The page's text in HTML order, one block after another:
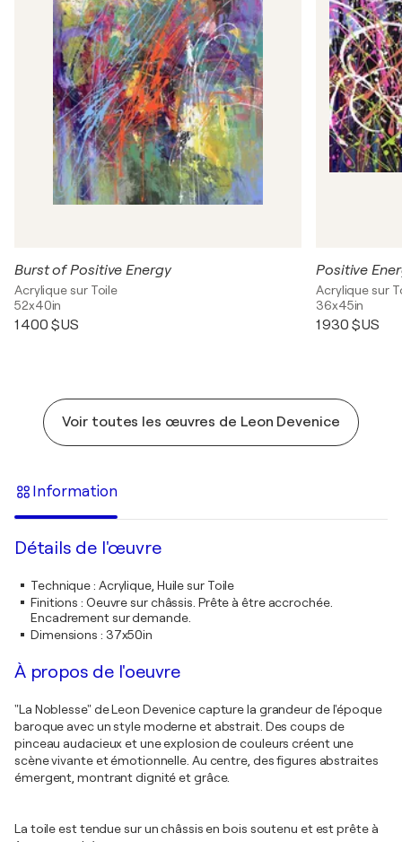
Burst of Positive Energy
Acrylique sur Toile
52x40in
1 400 $US
Positive
Acrylique sur
36x45in
1 930 $US
Voir toutes les œuvres de Leon Devenice
Information
Détails de l'œuvre
Technique: Acrylique, Huile sur Toile
Finitions : Oeuvre sur châssis. Prête à être accrochée.
Encadrement sur demande.
Dimensions : 37x50in
À propos de l'oeuvre
"La Noblesse" de Leon Devenice capture la grandeur de l'époque
baroque avec un style moderne et abstrait. Des coups de
pinceau audacieux et une explosion de couleurs créent une
scène vivante et émotionnelle. Au centre, des figures abstraites
émergent, montrant dignité et grâce.
La toile est tendue sur un châssis en bois soutenu et est prête à